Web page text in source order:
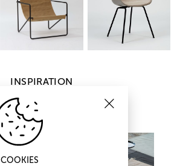
INSPIRATION
COOKIES